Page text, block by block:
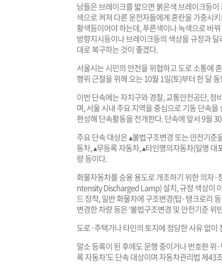
남들은 브레이크를 밟으면 붉은색 브레이크등
색으로 켜져 다른 운전자들에게 혼란을 가중시
황색등이어야 하는데, 푸른색이나 녹색으로 바
방향지시등이나 브레이크등의 색상을 규정과
대로 복구하는 것이 좋겠다.
서울시는 시민의 안전을 위협하고 도로 소통에
행위 근절을 위해 오는 10월 1일(토)부터 한 달
이번 단속에는 자치구와 경찰, 교통안전공단,
며, 서울 시내 주요 지역을 중심으로 기동 단속
편성해 단속활동을 전개한다. 단속에 앞서 9월
주요 단속 대상은 ▴불법구조변경 또는 안전기
동차, ▴무등록 자동차, ▴타인명의자동차(일명 대
량 등이다.
화물자동차를 승용 용도로 개조하기 위한 의자
ntensity Discharged Lamp) 설치, 규정 색상이
드 장착, 일반 화물차에 구조변경(탑·탱크로리
변경한 차량 등은 ‘불법구조변경 및 안전기준 위
도로·주택가나 타인의 토지에 정당한 사유 없
말소 등록이 된 후에도 운행 중이거나 번호판 위
록 자동차’도 단속 대상이며 자동차관리법 제43